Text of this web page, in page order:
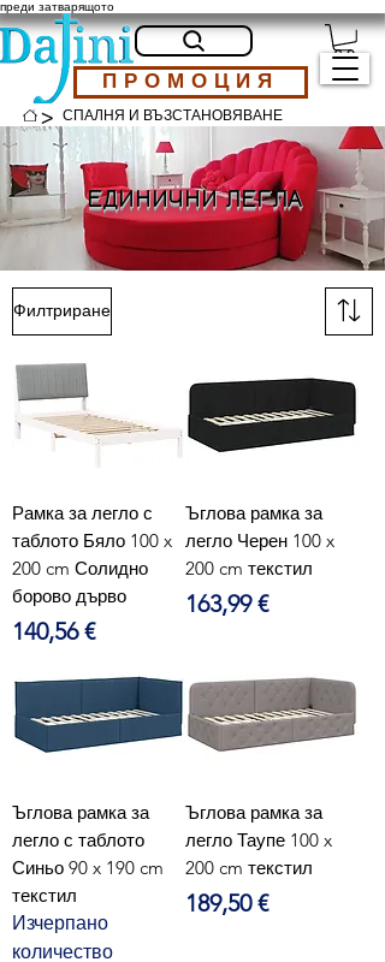
преди затварящото
ПРОМОЦИЯ
> СПАЛНЯ И ВЪЗСТАНОВЯВАНЕ
ЕДИНИЧНИ ЛЕГЛА
Филтриране
Рамка за легло с
таблото Бяло 100 x
200 cm Солидно
борово дърво
Цена
140,56 €
Ъглова рамка за
легло Черен 100 x
200 cm текстил
Цена
163,99 €
Ъглова рамка за
легло с таблото
Синьо 90 x 190 cm
текстил
Изчерпано
количество
Ъглова рамка за
легло Таупе 100 x
200 cm текстил
Цена
189,50 €